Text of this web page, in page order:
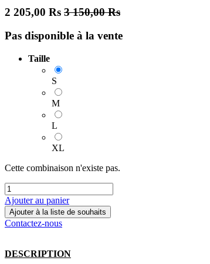
2 205,00 Rs 3 150,00Rs
Pas disponible à la vente
Taille
S
M
L
XL
Cette combinaison n'existe pas.
Ajouter au panier
Ajouter à la liste de souhaits
Contactez-nous
DESCRIPTION